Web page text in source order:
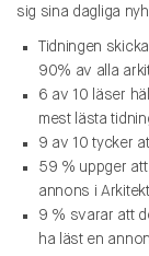
sig sina dagliga
Tidningen
90% av alla
6 av 10 läser
mest lästa
9 av 10 tycker
59 % uppger
annons i
9 % svarar att
ha läst en